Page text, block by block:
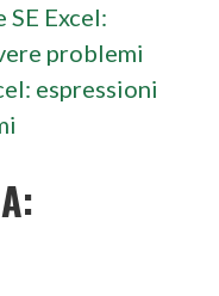
SE Excel:
problemi
espressioni